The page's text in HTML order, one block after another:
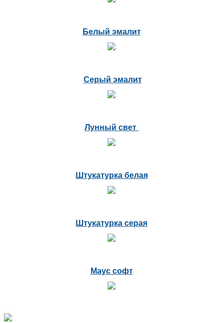
Белый эмалит
Серый эмалит
Лунный свет
Штукатурка белая
Штукатурка серая
Маус софт